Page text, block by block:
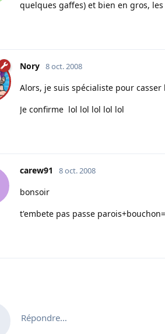
quelques gaffes) et bien en gros,
Nory 8 oct. 2008
Alors, je suis spécialiste pour
Je confirme lol lol lol lol lol
carew91 8 oct. 2008
bonsoir
t'embete pas passe
Répondre…